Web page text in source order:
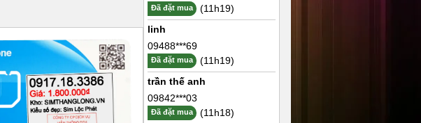
Đã đặt mua
(11h19)
linh
09488***69
Đã đặt mua
(11h19)
trần thế anh
09842***03
Đã đặt mua
(11h18)